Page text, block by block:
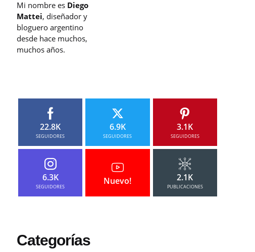
Mi nombre es Diego
Mattei, diseñador y
bloguero argentino
desde hace muchos,
muchos años.
22.8K
SEGUIDORES
6.9K
SEGUIDORES
3.1K
SEGUIDORES
6.3K
SEGUIDORES
Nuevo! 2.1K
PUBLICACIONES
Categorías